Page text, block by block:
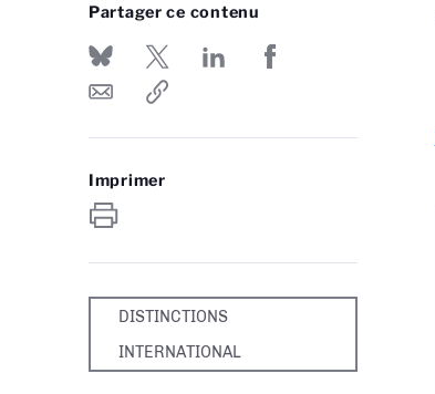
Partager ce contenu
Imprimer
DISTINCTIONS
INTERNATIONAL